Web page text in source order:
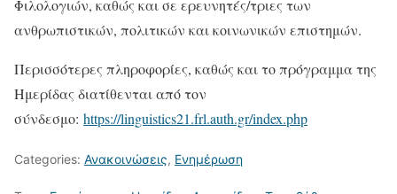
Φιλολογιών, καθώς και σε ερευνητές/τριες των
ανθρωπιστικών, πολιτικών και κοινωνικών επιστημών.
Περισσότερες πληροφορίες, καθώς και το πρόγραμμα της
Ημερίδας διατίθενται από τον
σύνδεσμο: https://linguistics21.frl.auth.gr/index.php
Categories: Ανακοινώσεις, Ενημέρωση